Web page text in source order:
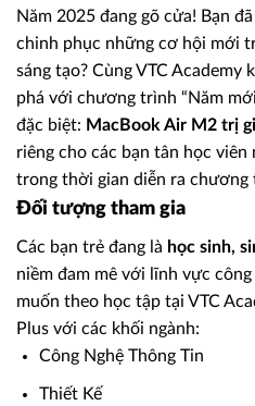
Năm 2025 đang gõ cửa! Bạn
chinh phục những cơ hội mới
sáng tạo? Cùng VTC
phá với chương trình “Năm
đặc biệt: MacBook Air M2 trị
riêng cho các bạn tân học viên
trong thời gian diễn ra chương
Đối tượng tham gia
Các bạn trẻ đang là học sinh,
niềm đam mê với lĩnh vực
muốn theo học tập tại VTC
Plus với các khối ngành:
Công Nghệ Thông Tin
Thiết Kế